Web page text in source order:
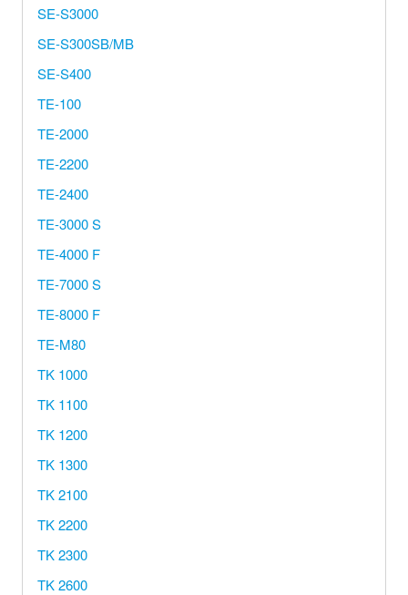
SE-S3000
SE-S300SB/MB
SE-S400
TE-100
TE-2000
TE-2200
TE-2400
TE-3000 S
TE-4000 F
TE-7000 S
TE-8000 F
TE-M80
TK 1000
TK 1100
TK 1200
TK 1300
TK 2100
TK 2200
TK 2300
TK 2600